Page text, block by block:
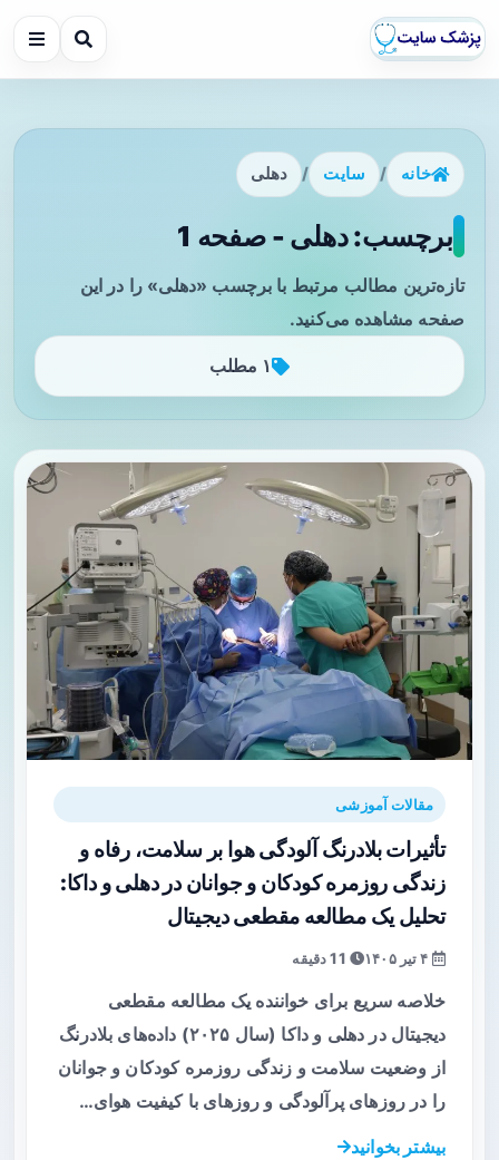
خانه / سایت / دهلی
برچسب: دهلی - صفحه 1
تازه‌ترین مطالب مرتبط با برچسب «دهلی» را در این
صفحه مشاهده می‌کنید.
۱ مطلب
مقالات آموزشی
تأثیرات بلادرنگ آلودگی هوا بر سلامت، رفاه و
زندگی روزمره کودکان و جوانان در دهلی و داکا:
تحلیل یک مطالعه مقطعی دیجیتال
خلاصه سریع برای خواننده یک مطالعه مقطعی
دیجیتال در دهلی و داکا (سال ۲۰۲۵) داده‌های بلادرنگ
از وضعیت سلامت و زندگی روزمره کودکان و جوانان
را در روزهای پرآلودگی و روزهای با کیفیت هوای…
بیشتر بخوانید